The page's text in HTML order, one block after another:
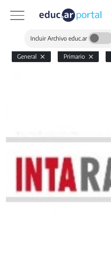
Incluir Archivo educ.ar
General Primario